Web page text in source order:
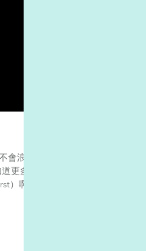
會浪費
更多實
）啊！